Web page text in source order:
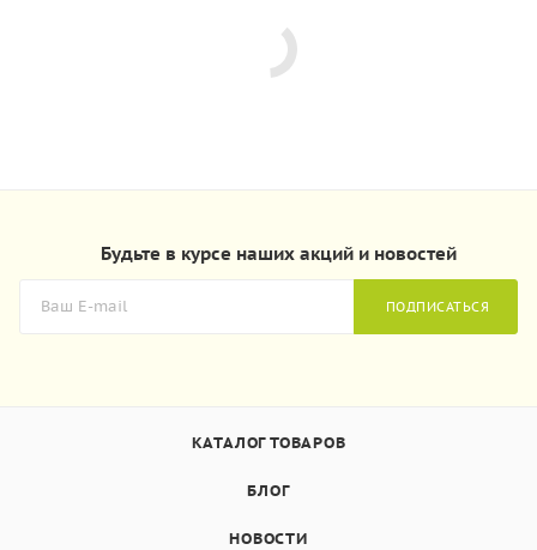
Будьте в курсе наших акций и новостей
ПОДПИСАТЬСЯ
КАТАЛОГ ТОВАРОВ
БЛОГ
НОВОСТИ